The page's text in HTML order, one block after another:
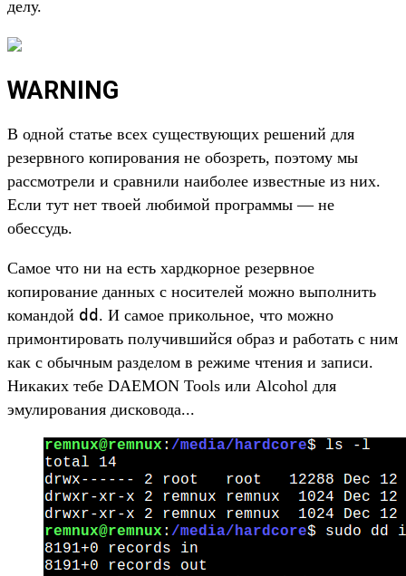
делу.
WARNING
В одной статье всех существующих решений для
резервного копирования не обозреть, поэтому мы
рассмотрели и сравнили наиболее известные из них.
Если тут нет твоей любимой программы — не
обессудь.
Самое что ни на есть хардкорное резервное
копирование данных с носителей можно выполнить
командой dd . И самое прикольное, что можно
примонтировать получившийся образ и работать с ним
как с обычным разделом в режиме чтения и записи.
Никаких тебе DAEMON Tools или Alcohol для
эмулирования дисковода...